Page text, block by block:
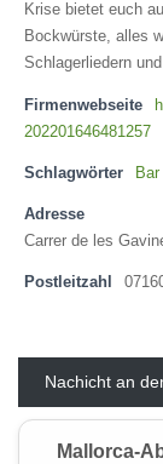
Krise bietet euch
Bockwürste, alles
Schlagerliedern
Firmenwebseite
202201646481257
Schlagwörter Bar
Adresse
Carrer de les
Postleitzahl
Nachicht an
Mallorca-